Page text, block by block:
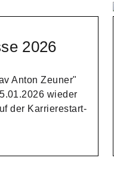
2026
Anton Zeuner"
wieder
der Karrierestart-